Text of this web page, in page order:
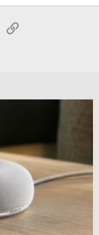
MailLink